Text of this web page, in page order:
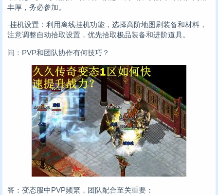
丰厚，务必参加。
-挂机设置：利用离线挂机功能，选择高阶地图刷装备和材料，
注意调整自动拾取设置，优先拾取极品装备和进阶道具。
问：PVP和团队协作有何技巧？
答：变态服中PVP频繁，团队配合至关重要：